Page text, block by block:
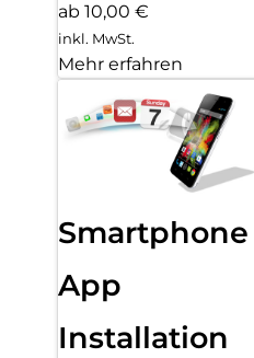
ab 10,00 €
inkl. MwSt.
Mehr erfahren
Smartphone
App
Installation